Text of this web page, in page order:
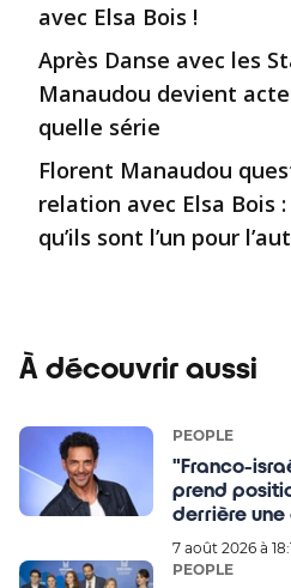
avec Elsa Bois !
Après Danse avec les
Manaudou devient
quelle série
Florent Manaudou
relation avec Elsa Bois
qu’ils sont l’un pour
À découvrir aussi
PEOPLE
"Franco-
prend
derrière
Palestiniens,
7 août 2026 à
PEOPLE